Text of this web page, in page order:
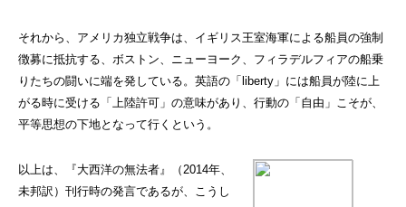
それから、アメリカ独立戦争は、イギリス王室海軍による船員の強制
徴募に抵抗する、ボストン、ニューヨーク、フィラデルフィアの船乗
りたちの闘いに端を発している。英語の「liberty」には船員が陸に上
がる時に受ける「上陸許可」の意味があり、行動の「自由」こそが、
平等思想の下地となって行くという。
以上は、『大西洋の無法者』（2014年、
未邦訳）刊行時の発言であるが、こうし